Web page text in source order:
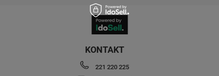
KONTAKT
221 220 225